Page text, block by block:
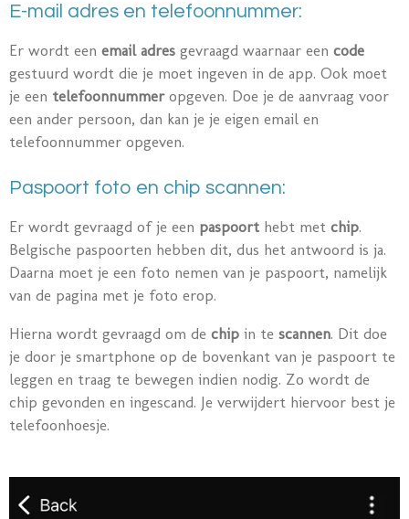
E-mail adres en telefoonnummer:
Er wordt een email adres gevraagd waarnaar een code
gestuurd wordt die je moet ingeven in de app. Ook moet
je een telefoonnummeropgeven. Doe je de aanvraag voor
een ander persoon, dan kan je je eigen email en
telefoonnummer opgeven.
Paspoort foto en chip scannen:
Er wordt gevraagd of je een paspoort hebt met chip.
Belgische paspoorten hebben dit, dus het antwoord is ja.
Daarna moet je een foto nemen van je paspoort, namelijk
van de pagina met je foto erop.
Hierna wordt gevraagd om de chip in te scannen. Dit doe
je door je smartphone op de bovenkant van je paspoort te
leggen en traag te bewegen indien nodig. Zo wordt de
chip gevonden en ingescand. Je verwijdert hiervoor best je
telefoonhoesje.